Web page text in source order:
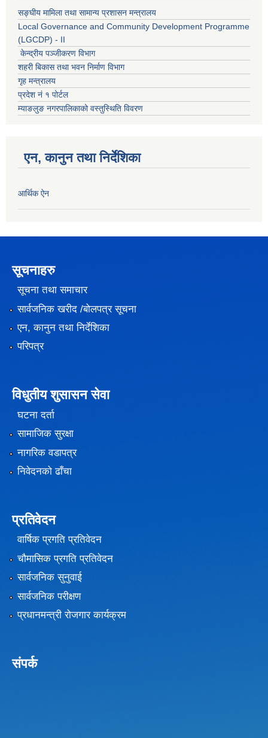
सङ्घीय मामिला तथा सामान्य प्रशासन मन्त्रालय
Local Governance and Community Development Programme
(LGCDP) - II
केन्द्रीय पञ्जीकरण विभाग
शहरी बिकास तथा भवन निर्माण विभाग
गृह मन्त्रालय
प्रदेश नं १ पोर्टल
म्याङलुङ नगरपालिकाको वस्तुस्थिति विवरण
एन, कानुन तथा निर्देशिका
आर्थिक ऐन
सूचनाहरु
सूचना तथा समाचार
सार्वजनिक खरीद /बोलपत्र सूचना
एन, कानुन तथा निर्देशिका
परिपत्र
विधुतीय शुसासन सेवा
घटना दर्ता
सामाजिक सुरक्षा
नागरिक वडापत्र
निवेदनको ढाँचा
प्रतिवेदन
वार्षिक प्रगति प्रतिवेदन
चौमासिक प्रगति प्रतिवेदन
सार्वजनिक सुनुवाई
सार्वजनिक परीक्षण
प्रधानमन्त्री रोजगार कार्यक्रम
संपर्क